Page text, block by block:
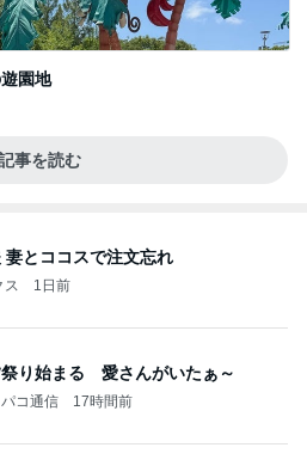
園地
事を読む
妻とココスで注文忘れ
ス 1日前
り始まる 愛さんがいたぁ～
コ通信 17時間前